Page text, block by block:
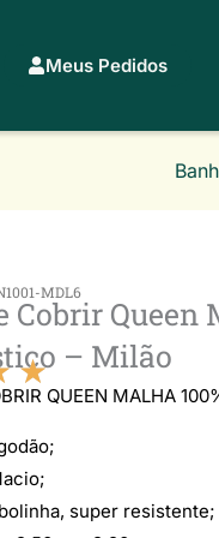
Meus Pedidos
MDL6
Cobrir Queen
– Milão
★
como
5
QUEEN MALHA
super resistente;